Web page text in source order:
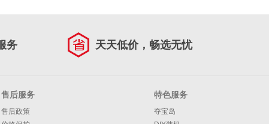
务 天天低价，畅选无忧
售后服务
售后政策
特色服务
夺宝岛